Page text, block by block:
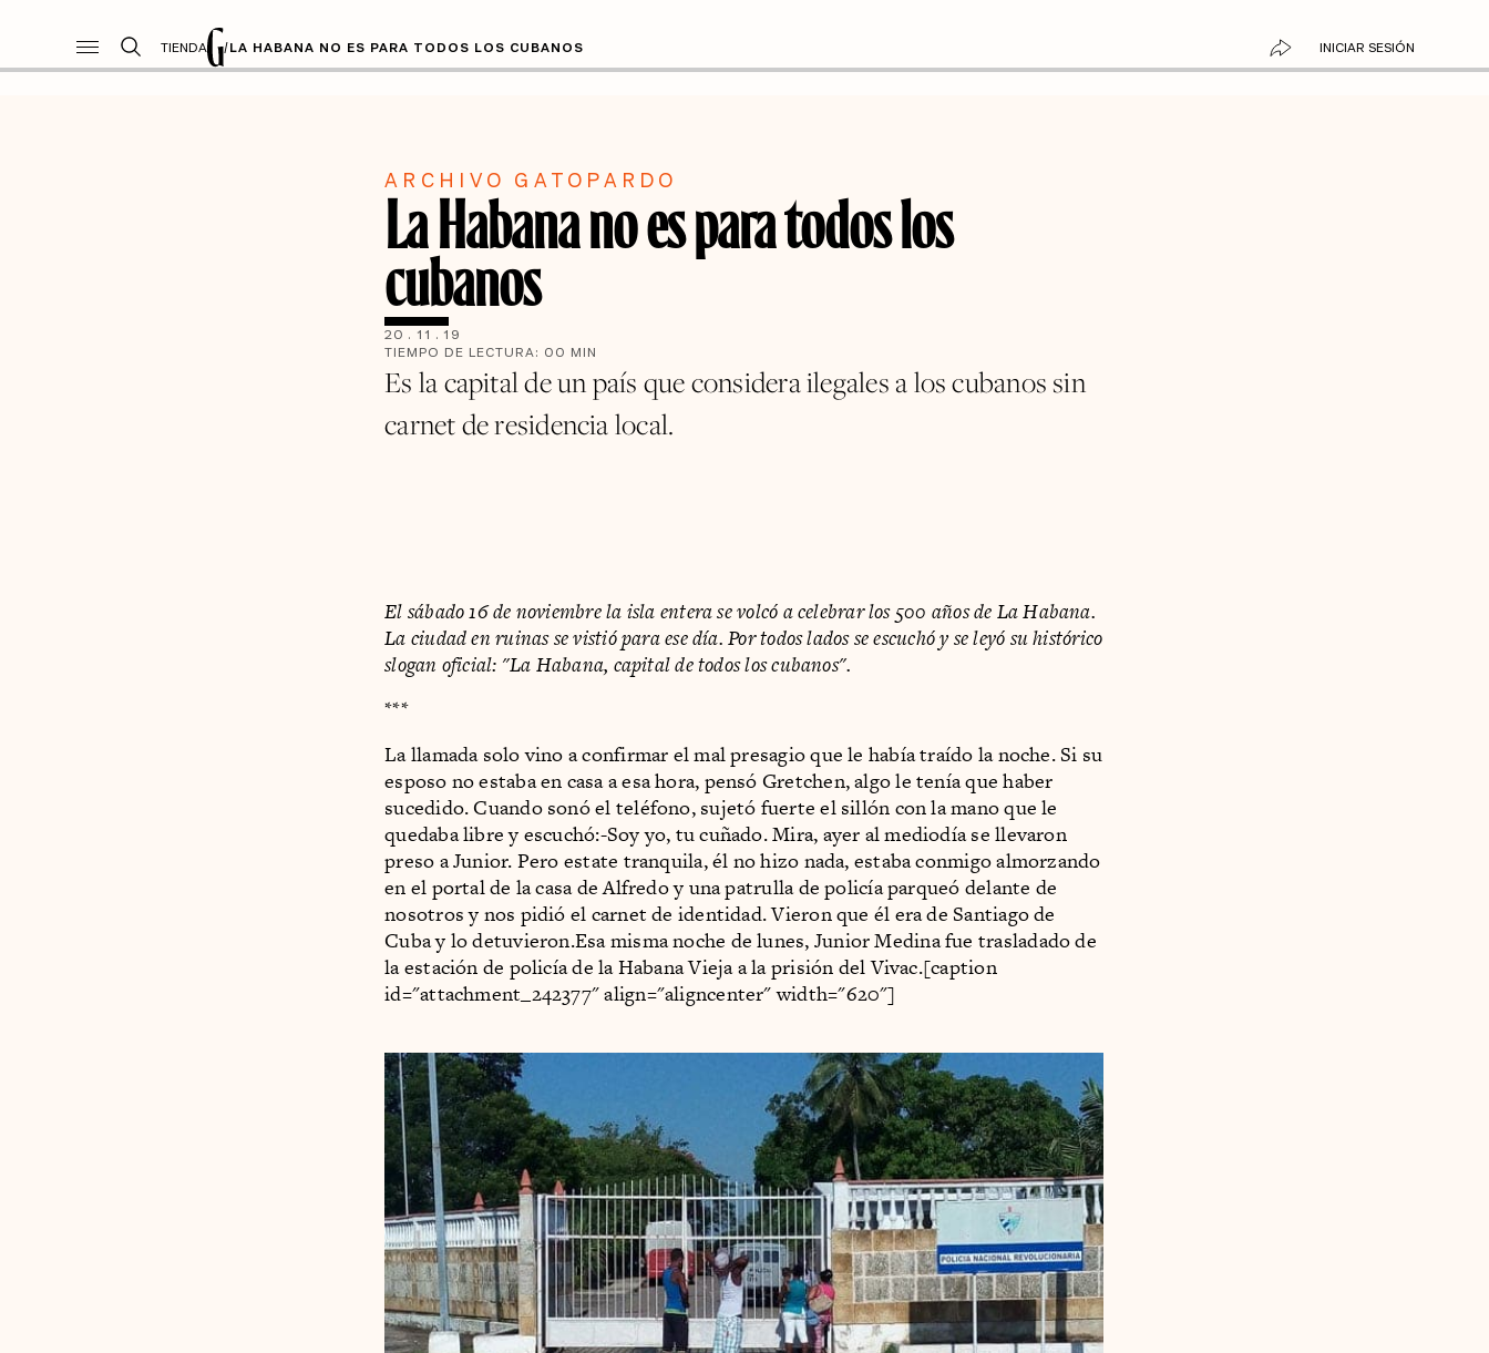
TIENDA /LA HABANA NO ES PARA TODOS LOS CUBANOS INICIAR SESIÓN
ARCHIVO GATOPARDO
La Habana no es para todos los
cubanos
20 . 11 . 19
TIEMPO DE LECTURA: 00 MIN
Es la capital de un país que considera ilegales a los cubanos sin
carnet de residencia local.
El sábado 16 de noviembre la isla entera se volcó a celebrar los 500 años de La Habana.
La ciudad en ruinas se vistió para ese día. Por todos lados se escuchó y se leyó su histórico
slogan oficial: "La Habana, capital de todos los cubanos".
***
La llamada solo vino a confirmar el mal presagio que le había traído la noche. Si su
esposo no estaba en casa a esa hora, pensó Gretchen, algo le tenía que haber
sucedido. Cuando sonó el teléfono, sujetó fuerte el sillón con la mano que le
quedaba libre y escuchó:-Soy yo, tu cuñado. Mira, ayer al mediodía se llevaron
preso a Junior. Pero estate tranquila, él no hizo nada, estaba conmigo almorzando
en el portal de la casa de Alfredo y una patrulla de policía parqueó delante de
nosotros y nos pidió el carnet de identidad. Vieron que él era de Santiago de
Cuba y lo detuvieron.Esa misma noche de lunes, Junior Medina fue trasladado de
la estación de policía de la Habana Vieja a la prisión del Vivac.[caption
id="attachment_242377" align="aligncenter" width="620"]